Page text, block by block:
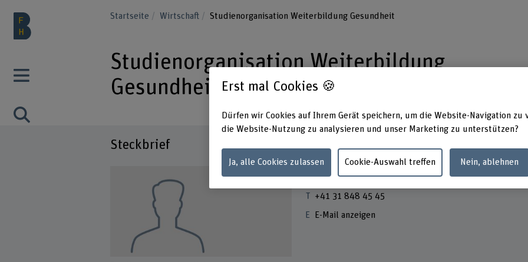
Startseite Wirtschaft Studienorganisation Weiterbildung Gesundheit
Studienorganisation Weiterbildung
Gesundheit
Steckbrief
Kontakt
+41 31 848 45 45
E-Mail anzeigen
Erst mal Cookies 🍪
Dürfen wir Cookies auf Ihrem Gerät speichern, um die Website-Navigation zu
die Website-Nutzung zu analysieren und unser Marketing zu unterstützen?
Ja, alle Cookies zulassen Cookie-Auswahl treffen Nein, ablehnen